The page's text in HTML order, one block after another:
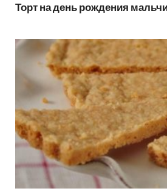
Торт на день рождения